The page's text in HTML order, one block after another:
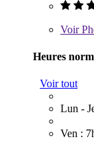
Voir
Heures
Voir tout
Lun -
Ven :